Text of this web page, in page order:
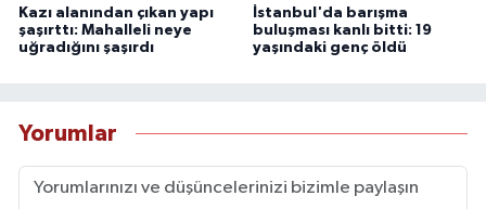
Kazı alanından çıkan yapı
şaşırttı: Mahalleli neye
uğradığını şaşırdı
İstanbul'da barışma
buluşması kanlı bitti: 19
yaşındaki genç öldü
Yorumlar